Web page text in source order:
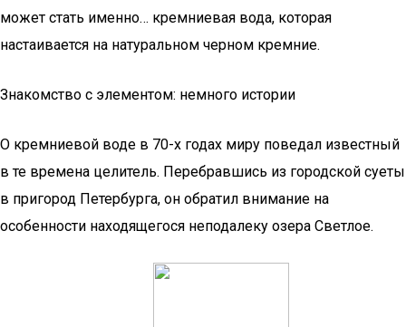
может стать именно… кремниевая вода, которая
настаивается на натуральном черном кремние.
Знакомство с элементом: немного истории
О кремниевой воде в 70-х годах миру поведал известный
в те времена целитель. Перебравшись из городской суеты
в пригород Петербурга, он обратил внимание на
особенности находящегося неподалеку озера Светлое.